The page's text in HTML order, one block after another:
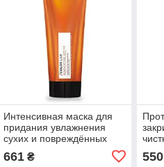
Интенсивная маска для
придания увлажнения
сухих и повреждённых
волос Ducastel subtil Color
Lab 200 мл
661₴ 550